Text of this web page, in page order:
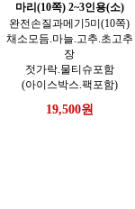
마리(10쪽) 2~3인용(소)
완전손질과메기5미(10쪽)
채소모듬.마늘.고추.초고추
장
젓가락.물티슈포함
(아이스박스.팩포함)
19,500원